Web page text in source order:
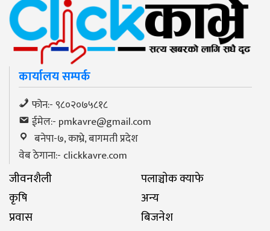
कार्यालय सम्पर्क
फोन:- ९८०२०७५८१८
ईमेल:- pmkavre@gmail.com
बनेपा-७, काभ्रे, बागमती प्रदेश
वेब ठेगाना:- clickkavre.com
जीवनशैली
पलाञ्चाेक क्याफे
कृषि
अन्य
प्रवास
बिजनेश